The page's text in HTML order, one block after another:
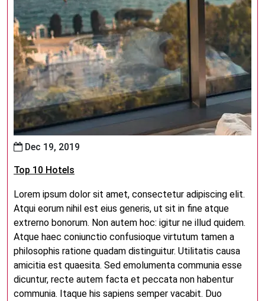
Dec 19, 2019
Top 10 Hotels
Lorem ipsum dolor sit amet, consectetur adipiscing elit.
Atqui eorum nihil est eius generis, ut sit in fine atque
extrerno bonorum. Non autem hoc: igitur ne illud quidem.
Atque haec coniunctio confusioque virtutum tamen a
philosophis ratione quadam distinguitur. Utilitatis causa
amicitia est quaesita. Sed emolumenta communia esse
dicuntur, recte autem facta et peccata non habentur
communia. Itaque his sapiens semper vacabit. Duo